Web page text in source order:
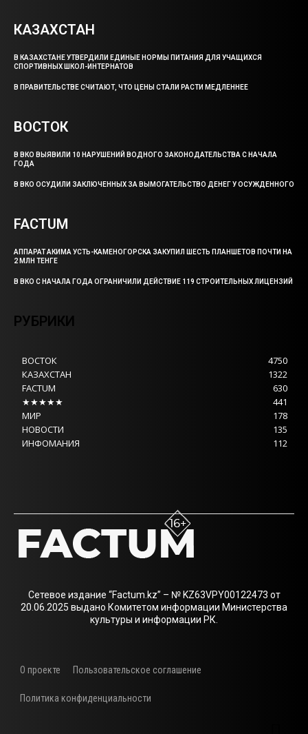
КАЗАХСТАН
В КАЗАХСТАНЕ УТВЕРДИЛИ ЕДИНЫЕ НОРМЫ ПИТАНИЯ ДЛЯ УЧАЩИХСЯ
СПОРТИВНЫХ ШКОЛ-ИНТЕРНАТОВ
В ПРАВИТЕЛЬСТВЕ СЧИТАЮТ, ЧТО ЦЕНЫ СТАЛИ РАСТИ МЕДЛЕННЕЕ
ВОСТОК
В ВКО ВЫЯВИЛИ 10 НАРУШЕНИЙ ВОДНОГО ЗАКОНОДАТЕЛЬСТВА С НАЧАЛА
ГОДА
В ВКО ОСУДИЛИ ЗАКЛЮЧЕННЫХ ЗА ВЫМОГАТЕЛЬСТВО ДЕНЕГ У ОСУЖДЕННОГО
FACTUM
АППАРАТ АКИМА УСТЬ-КАМЕНОГОРСКА ЗАКУПИЛ ШЕСТЬ ПЛАНШЕТОВ ПОЧТИ НА
2 МЛН ТЕНГЕ
В ВКО С НАЧАЛА ГОДА ОГРАНИЧИЛИ ДЕЙСТВИЕ 119 СТРОИТЕЛЬНЫХ ЛИЦЕНЗИЙ
РУБРИКИ
ВОСТОК
4750
КАЗАХСТАН
1322
FACTUM
630
★★★★★
441
МИР
178
НОВОСТИ
135
ИНФОМАНИЯ
112
Сетевое издание “Factum.kz” – № KZ63VPY00122473 от
20.06.2025 выдано Комитетом информации Министерства
культуры и информации РК.
О проекте Пользовательское соглашение
Политика конфиденциальности